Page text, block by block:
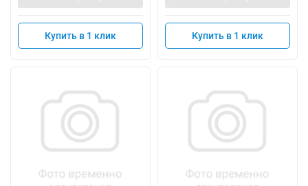
Купить в 1 клик Купить в 1 клик